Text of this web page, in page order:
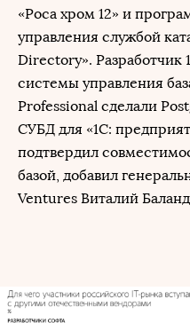
«Роса хром 12» и
управления службой
Directory». Разработчик
системы управления
Professional сделали
СУБД для «1С:
подтвердил
базой, добавил
Ventures Виталий